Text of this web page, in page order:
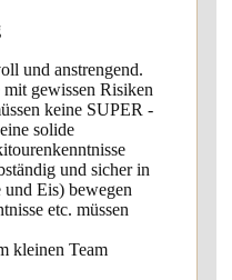
und anstrengend.
gewissen Risiken
keine SUPER -
solide
und sicher in
und Eis) bewegen
etc. müssen
kleinen Team